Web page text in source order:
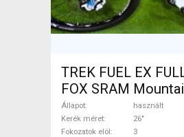
TREK FUEL EX
FOX SRAM
össztelós / fully
ELADÓ
Állapot
használt
Kerék méret
26"
Fokozatok elöl
3